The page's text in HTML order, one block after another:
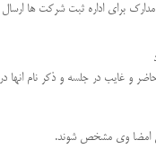
برای اداره ثبت شرکت ها ارسال
و غایب در جلسه و ذکر نام انها
امضا وی مشخص شوند.